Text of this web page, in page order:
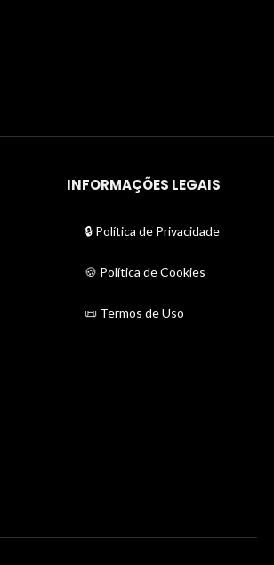
INFORMAÇÕES LEGAIS
🔒 Política de Privacidade
🍪 Política de Cookies
📜 Termos de Uso